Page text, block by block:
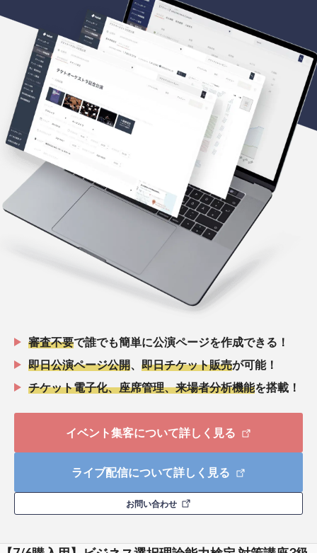
審査不要で誰でも簡単に公演ページを作成できる！
即日公演ページ公開
即日チケット販売が可能！
チケット電子化、座席管理、来場者分析機能を搭載！
イベント集客について詳しく見る
ライブ配信について詳しく見る
お問い合わせ